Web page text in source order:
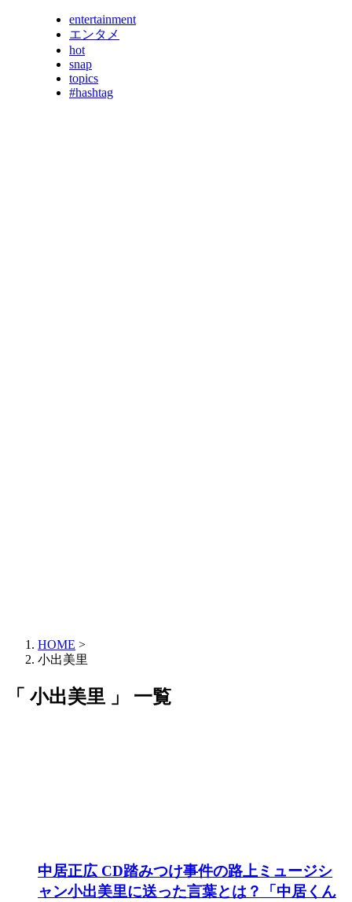
entertainment
エンタメ
hot
snap
topics
#hashtag
HOME >
小出美里
「 小出美里 」 一覧
中居正広 CD踏みつけ事件の路上ミュージシ
ャン小出美里に送った言葉とは？「中居くん